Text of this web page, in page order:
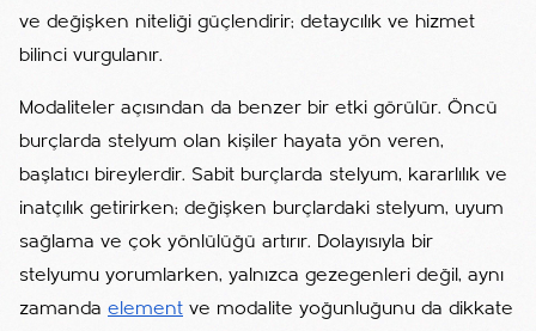
ve değişken niteliği güçlendirir; detaycılık ve hizmet
bilinci vurgulanır.
Modaliteler açısından da benzer bir etki görülür. Öncü
burçlarda stelyum olan kişiler hayata yön veren,
başlatıcı bireylerdir. Sabit burçlarda stelyum, kararlılık ve
inatçılık getirirken; değişken burçlardaki stelyum, uyum
sağlama ve çok yönlülüğü artırır. Dolayısıyla bir
stelyumu yorumlarken, yalnızca gezegenleri değil, aynı
zamanda element ve modalite yoğunluğunu da dikkate